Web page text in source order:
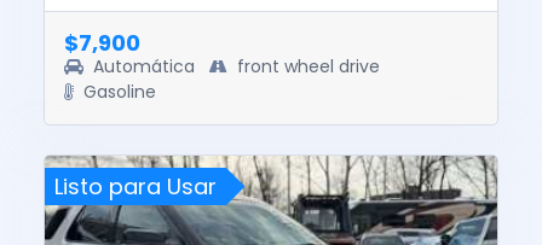
was $18065. This vehi...
$7,900
Automática
front wheel drive
Gasoline
Listo para Usar